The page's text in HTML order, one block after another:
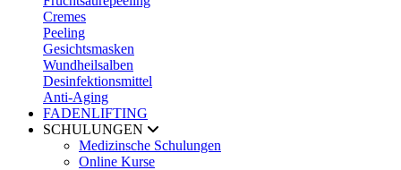
Cremes
Peeling
Gesichtsmasken
Wundheilsalben
Desinfektionsmittel
Anti-Aging
FADENLIFTING
SCHULUNGEN
Medizinsche Schulungen
Online Kurse